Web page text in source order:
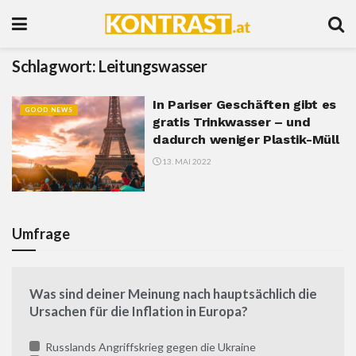
Schlagwort: Leitungswasser
GOOD NEWS
In Pariser Geschäften gibt es
gratis Trinkwasser – und
dadurch weniger Plastik-Müll
13. MAI 2022
Umfrage
Was sind deiner Meinung nach hauptsächlich die
Ursachen für die Inflation in Europa?
Russlands Angriffskrieg gegen die Ukraine